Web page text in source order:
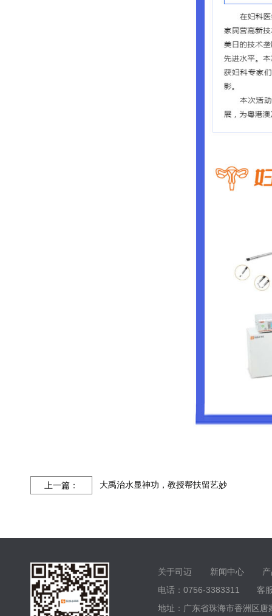
上一篇： 大禹治水显神功，教授帮扶留艺妙
关于司迈 新闻中心
电话：0756-3383311 客
地址：广东省珠海市香洲区